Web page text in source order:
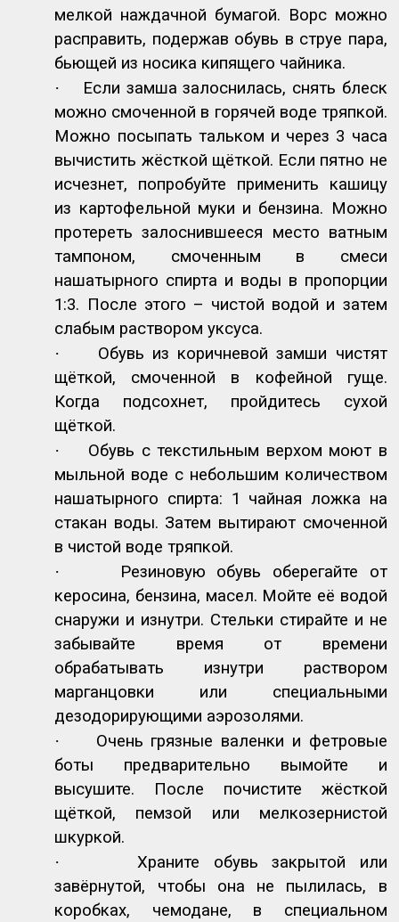
мелкой наждачной бумагой. Ворс можно
расправить, подержав обувь в струе пара,
бьющей из носика кипящего чайника.
·
Если замша залоснилась, снять блеск
можно смоченной в горячей воде тряпкой.
Можно посыпать тальком и через 3 часа
вычистить жёсткой щёткой. Если пятно не
исчезнет, попробуйте применить кашицу
из картофельной муки и бензина. Можно
протереть залоснившееся место ватным
тампоном, смоченным в смеси
нашатырного спирта и воды в пропорции
1:3. После этого – чистой водой и затем
слабым раствором уксуса.
·
Обувь из коричневой замши чистят
щёткой, смоченной в кофейной гуще.
Когда подсохнет, пройдитесь сухой
щёткой.
·
Обувь с текстильным верхом моют в
мыльной воде с небольшим количеством
нашатырного спирта: 1 чайная ложка на
стакан воды. Затем вытирают смоченной
в чистой воде тряпкой.
·
Резиновую обувь оберегайте от
керосина, бензина, масел. Мойте её водой
снаружи и изнутри. Стельки стирайте и не
забывайте время от времени
обрабатывать изнутри раствором
марганцовки или специальными
дезодорирующими аэрозолями.
·
Очень грязные валенки и фетровые
боты предварительно вымойте и
высушите. После почистите жёсткой
щёткой, пемзой или мелкозернистой
шкуркой.
·
Храните обувь закрытой или
завёрнутой, чтобы она не пылилась, в
коробках, чемодане, в специальном